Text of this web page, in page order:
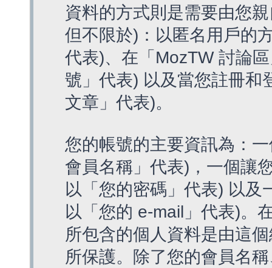
資料的方式則是需要由您
但不限於)：以匿名用戶的
代表)、在「MozTW 討論
號」代表) 以及當您註冊和
文章」代表)。
您的帳號的主要資訊為：
會員名稱」代表)，一個讓
以「您的密碼」代表) 以及
以「您的 e-mail」代表)。
所包含的個人資料是由這
所保護。除了您的會員名